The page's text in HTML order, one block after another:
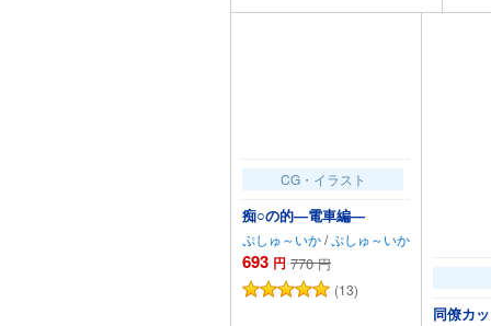
CG・イラスト
痴○の的―電車編―
ぷしゅ～いか/ぷしゅ～いか
693 円 770 円
(13)
同僚カ